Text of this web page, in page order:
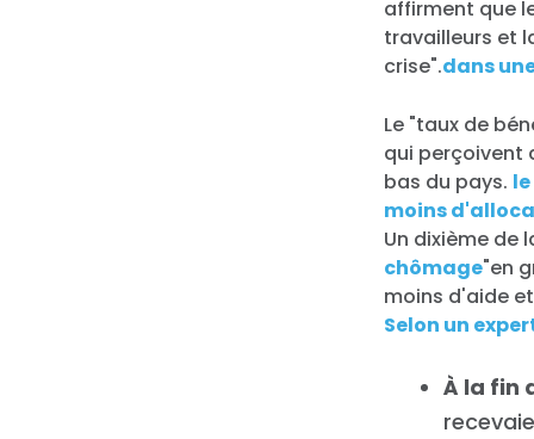
affirment que
travailleurs et
crise".dans
Le "taux de
qui perçoivent
bas du pays.
moins
Un dixième de
chômage"en
moins d'aide
Selon un
À la fin